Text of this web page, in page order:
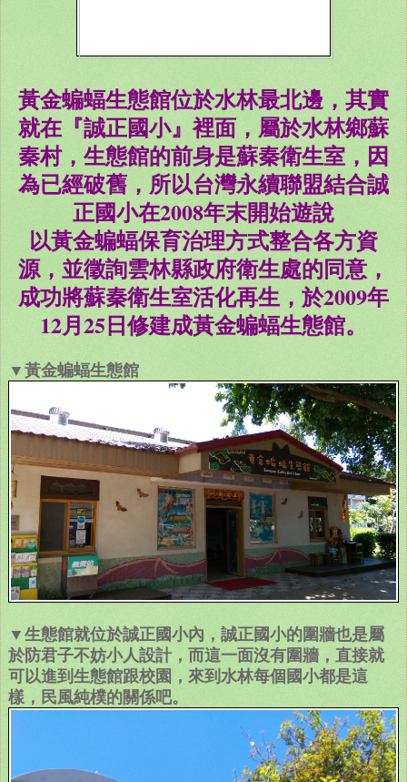
黃金蝙蝠生態館位於水林最北邊，其實
就在『誠正國小』裡面，屬於水林鄉蘇
秦村，生態館的前身是蘇秦衛生室，因
為已經破舊，所以台灣永續聯盟結合誠
正國小在2008年末開始遊說
以黃金蝙蝠保育治理方式整合各方資
源，並徵詢雲林縣政府衛生處的同意，
成功將蘇秦衛生室活化再生，於2009年
12月25日修建成黃金蝙蝠生態館。
▼黃金蝙蝠生態館
▼生態館就位於誠正國小內，誠正國小的圍牆也是屬
於防君子不妨小人設計，而這一面沒有圍牆，直接就
可以進到生態館跟校園，來到水林每個國小都是這
樣，民風純樸的關係吧。